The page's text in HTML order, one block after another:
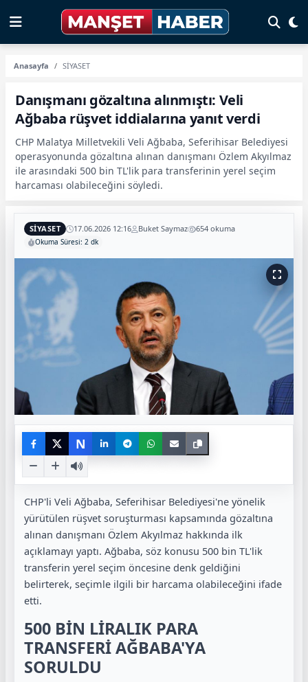
Anasayfa SİYASET
Danışmanı gözaltına alınmıştı: Veli
Ağbaba rüşvet iddialarına yanıt verdi
CHP Malatya Milletvekili Veli Ağbaba, Seferihisar Belediyesi
operasyonunda gözaltına alınan danışmanı Özlem Akyılmaz
ile arasındaki 500 bin TL'lik para transferinin yerel seçim
harcaması olabileceğini söyledi.
SİYASET 17.06.2026 12:16 Buket Saymaz 654 okuma
Okuma Süresi: 2 dk
N
CHP'li Veli Ağbaba, Seferihisar Belediyesi'ne yönelik
yürütülen rüşvet soruşturması kapsamında gözaltına
alınan danışmanı Özlem Akyılmaz hakkında ilk
açıklamayı yaptı. Ağbaba, söz konusu 500 bin TL'lik
transferin yerel seçim öncesine denk geldiğini
belirterek, seçimle ilgili bir harcama olabileceğini ifade
etti.
500 BİN LİRALIK PARA
TRANSFERİ AĞBABA'YA
SORULDU